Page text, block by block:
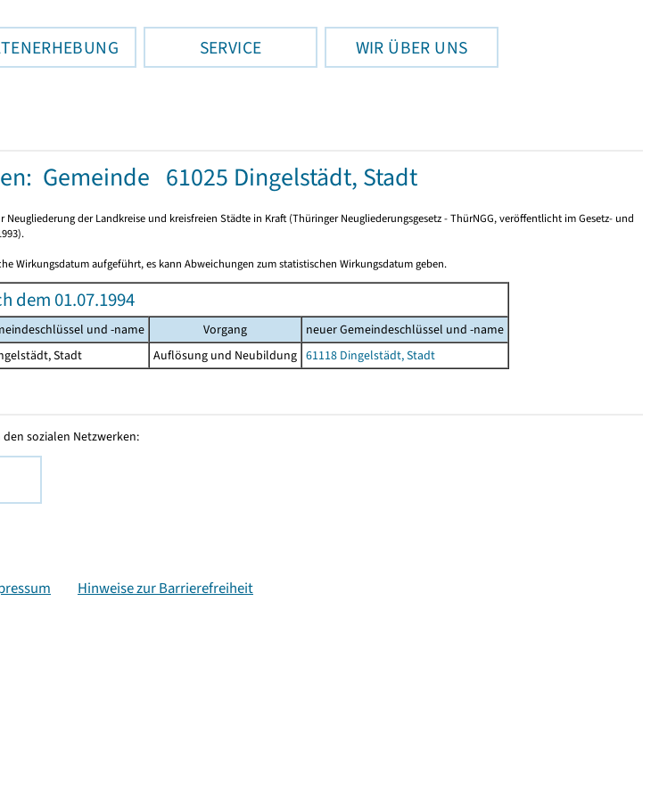
SERVICE WIR ÜBER UNS
Gemeinde 61025 Dingelstädt, Stadt
Neugliederung der Landkreise und kreisfreien Städte in Kraft (Thüringer Neugliederungsgesetz - ThürNGG, veröffentlicht im Gesetz- und
Wirkungsdatum aufgeführt, es kann Abweichungen zum statistischen Wirkungsdatum geben.
dem 01.07.1994
und -name Vorgang
neuer Gemeindeschlüssel und -name
Stadt Auflösung und Neubildung 61118 Dingelstädt, Stadt
sozialen Netzwerken:
Hinweise zur Barrierefreiheit